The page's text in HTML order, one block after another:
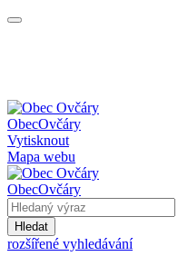
ObecOvčáry
Vytisknout
Mapa webu
ObecOvčáry
Hledat
rozšířené vyhledávání